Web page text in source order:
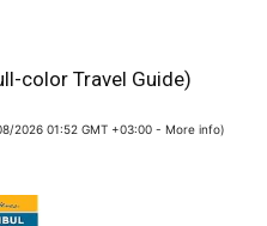
color Travel Guide)
2026 01:52 GMT +03:00 - More info)